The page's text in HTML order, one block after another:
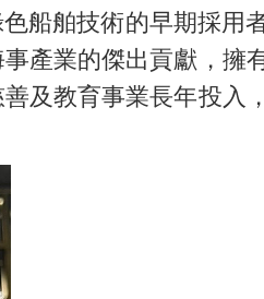
船舶技術的早期採用
產業的傑出貢獻，擁
及教育事業長年投入